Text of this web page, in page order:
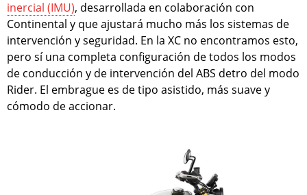
inercial (IMU), desarrollada en colaboración con
Continental y que ajustará mucho más los sistemas de
intervención y seguridad. En la XC no encontramos esto,
pero sí una completa configuración de todos los modos
de conducción y de intervención del ABS detro del modo
Rider. El embrague es de tipo asistido, más suave y
cómodo de accionar.